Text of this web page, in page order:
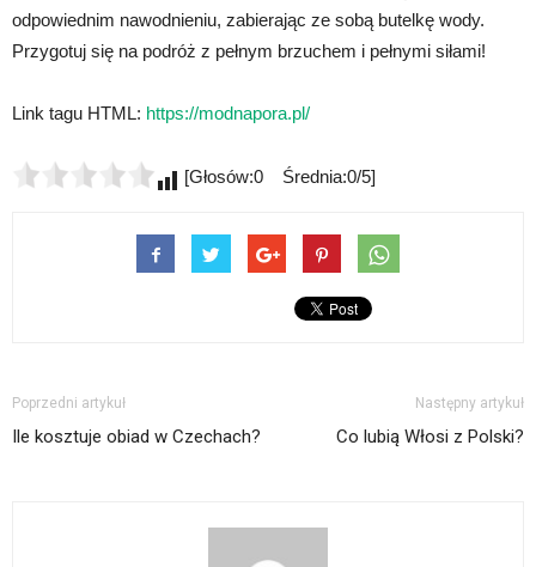
odpowiednim nawodnieniu, zabierając ze sobą butelkę wody.
Przygotuj się na podróż z pełnym brzuchem i pełnymi siłami!
Link tagu HTML: https://modnapora.pl/
[Głosów:0 Średnia:0/5]
Poprzedni artykuł
Ile kosztuje obiad w Czechach?
Następny artykuł
Co lubią Włosi z Polski?